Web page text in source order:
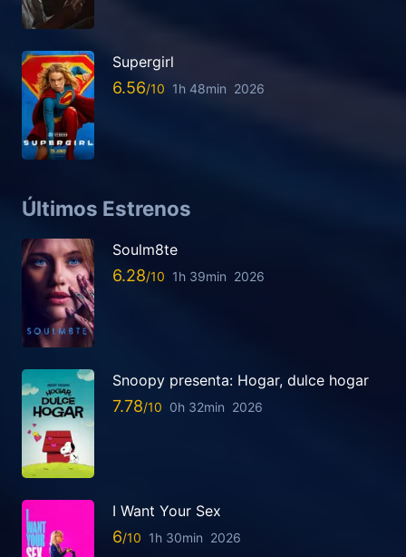
Supergirl
6.56 1h 48min 2026
Últimos Estrenos
Soulm8te
6.28 1h 39min 2026
Snoopy presenta: Hogar, dulce hogar
7.78 0h 32min 2026
I Want Your Sex
6 1h 30min 2026